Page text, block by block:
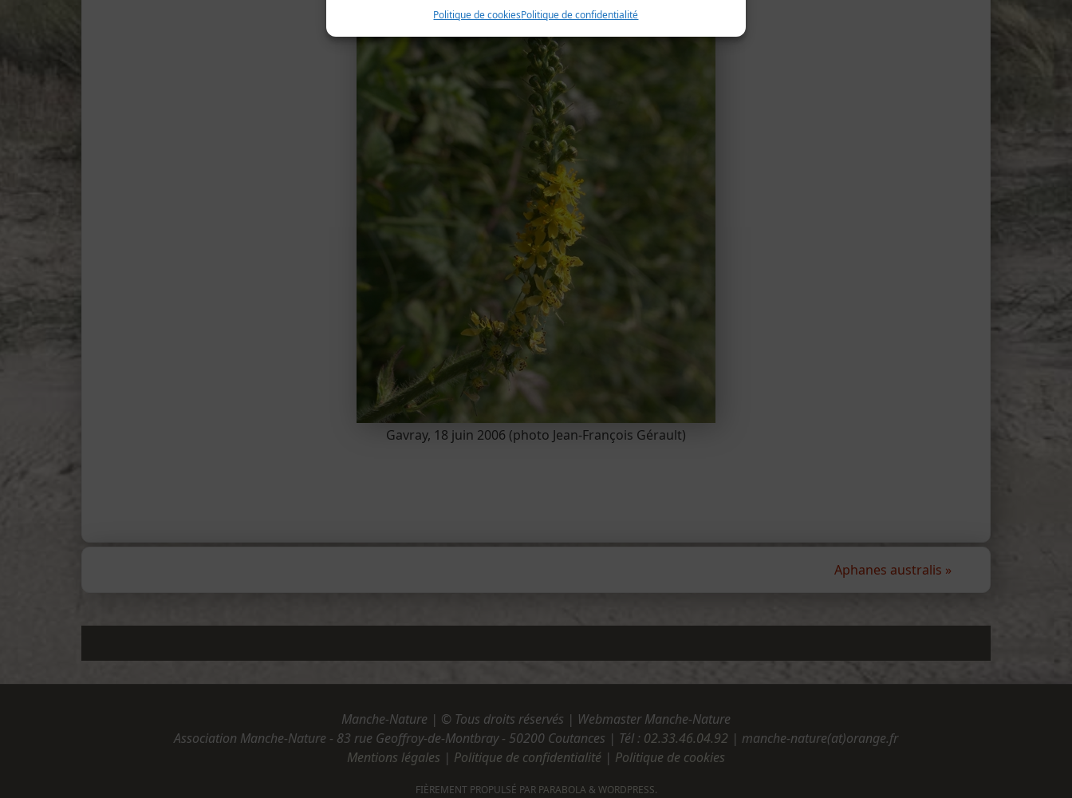
Politique de cookiesPolitique de confidentialité
Gavray, 18 juin 2006 (photo Jean-François Gérault)
Aphanes australis »
Manche-Nature | © Tous droits réservés | Webmaster Manche-Nature
Association Manche-Nature - 83 rue Geoffroy-de-Montbray - 50200 Coutances | Tél : 02.33.46.04.92 | manche-nature(at)orange.fr
Mentions légales | Politique de confidentialité | Politique de cookies
FIÈREMENT PROPULSÉ PAR PARABOLA & WORDPRESS.